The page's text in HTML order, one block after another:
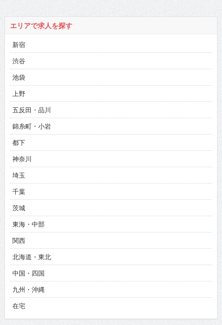
エリアで求人を探す
新宿
渋谷
池袋
上野
五反田・品川
錦糸町・小岩
都下
神奈川
埼玉
千葉
茨城
東海・中部
関西
北海道・東北
中国・四国
九州・沖縄
在宅